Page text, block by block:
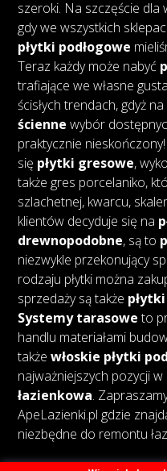
szeroki. Na szczęście dla
gdy we wszystkich
płytki podłogowe
Teraz każdy może nabyć
trafiające we własne
ścisłych trendach, gdyż
ścienne wybór
praktycznie
się płytki gresowe,
także gres porcelaniko,
szlachetnej, kwarcu,
klientów decyduje się na
drewnopodobne, są to
niezwykle przekonujący
rodzaju płytki można
sprzedaży są także
Systemy tarasoweto
handlu materiałami
takżewłoskie płytki
najważniejszych pozycji
łazienkowa.
ApeLazienki.pl gdzie
niezbędne do remontu